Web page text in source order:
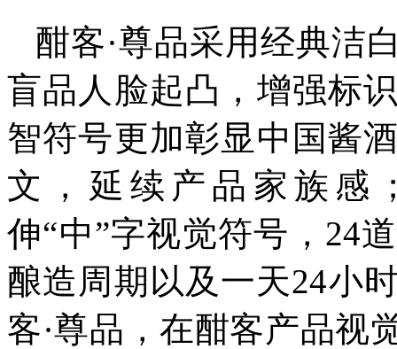
酣客·尊品采用经典洁
盲品人脸起凸，增强标
智符号更加彰显中国酱
文，延续产品家族感
伸“中”字视觉符号，24
酿造周期以及一天24小
客·尊品，在酣客产品视